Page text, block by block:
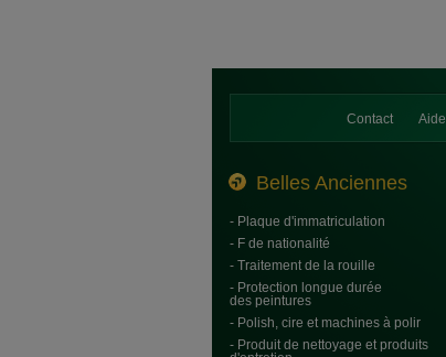
Contact Aide
Belles Anciennes
- Plaque d'immatriculation
- F de nationalité
- Traitement de la rouille
- Protection longue durée
des peintures
- Polish, cire et machines à polir
- Produit de nettoyage et produits